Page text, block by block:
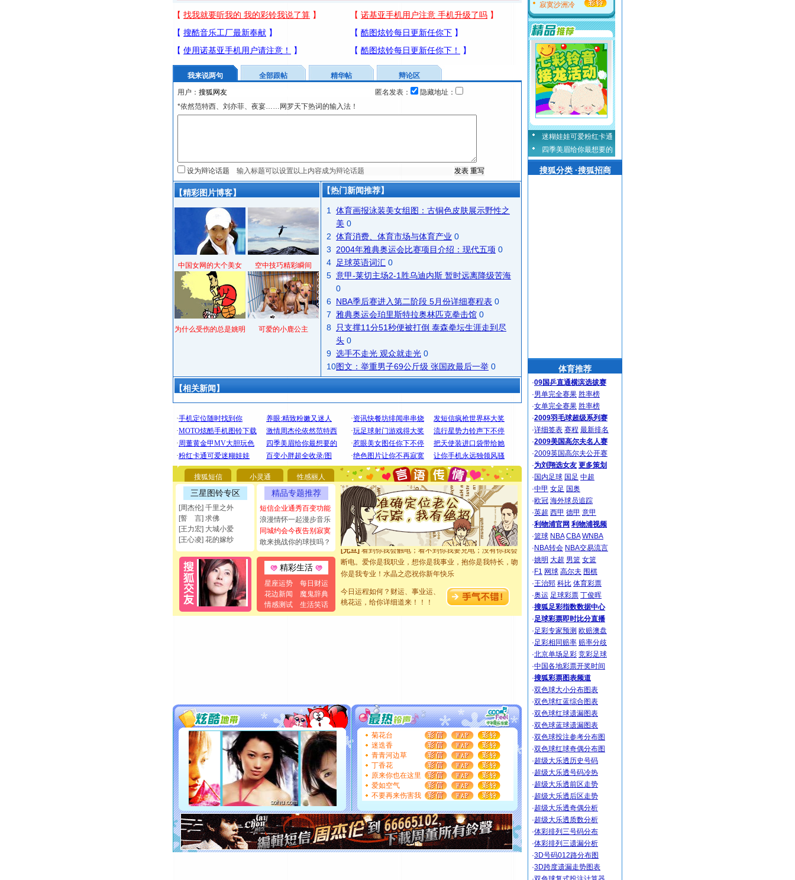
我来说两句 全部跟帖 精华帖
辩论区
用户：
匿名发表：
隐藏地址：
*依然范特西、刘亦菲、夜宴……网罗天下热词的输入法！
设为辩论话题
【精彩图片博客】
中国女网的大个美女 空中技巧精彩瞬间
为什么受伤的总是姚明 可爱的小鹿公主
【热门新闻推荐】
1
体育画报泳装美女组图：古铜色皮肤展示野性之
美 0
2 体育消费、体育市场与体育产业 0
3
2004年雅典奥运会比赛项目介绍：现代五项 0
4
足球英语词汇 0
5 意甲-莱切主场2-1胜乌迪内斯 暂时远离降级苦海
0
6 NBA季后赛进入第二阶段 5月份详细赛程表 0
7
雅典奥运会珀里斯特拉奥林匹克拳击馆 0
8
只支撑11分51秒便被打倒 泰森拳坛生涯走到尽
头 0
9 选手不走光 观众就走光 0
10图文：举重男子69公斤级 张国政最后一举 0
【相关新闻】
搜狐短信 小灵通 性感丽人
三星图铃专区
[周杰伦] 千里之外
[誓 言] 求佛
[王力宏] 大城小爱
[王心凌] 花的嫁纱
精品专题推荐
短信企业通秀百变功能
浪漫情怀一起漫步音乐
同城约会今夜告别寂寞
敢来挑战你的球技吗？
精彩生活
星座运势
每日财运
花边新闻
魔鬼辞典
情感测试
生活笑话
[圣诞节]圣诞节到了，想想没什么送给你的，又不打算给
你太多，只有给你五千万：千万快乐！千万要健康！千万
要平安！千万要知足！千万不要忘记我！
[圣诞节]不只这样的日子才会想起你,而是这样的日子才
能正大光明地骚扰你,告诉你,圣诞要快乐!新年要快乐!天天
都要快乐噢!
[圣诞节] 奉上一颗祝福的心,在这个特别的日子里,愿幸福,
如意,快乐,鲜花,一切美好的祝愿与你同在.圣诞快乐!
[元旦]看到你我会触电；看不到你我要充电；没有你我会
断电。爱你是我职业，想你是我事业，抱你是我特长，吻
你是我专业！水晶之恋祝你新年快乐
[元旦]如果上天让我许三个愿望，一是今生今世和你在一
起；二是再生再世和你在一起；三是三生三世和你不再分
离。水晶之恋祝你新年快乐
[元旦]当我狠下心扭头离去那一刻，你在我身后无助地哭
送你一棵薰衣草，愿你新年快乐！
[圣诞节]圣诞节到了，想想没什么送给你的，又不打算给
你太多，只有给你五千万：千万快乐！千万要健康！千万
要平安！千万要知足！千万不要忘记我！
[圣诞节]不只这样的日子才会想起你,而是这样的日子才
能正大光明地骚扰你,告诉你,圣诞要快乐!新年要快乐!天天
都要快乐噢!
[圣诞节]
奉上一颗祝福的心,在这个特别的日子里,愿幸福,
如意,快乐,鲜花,一切美好的祝愿与你同在.圣诞快乐!
[元旦]看到你我会触电；看不到你我要充电；没有你我会
断电。爱你是我职业，想你是我事业，抱你是我特长，吻
你是我专业！水晶之恋祝你新年快乐
[元旦]如果上天让我许三个愿望，一是今生今世和你在一
今日运程如何？财运、事业运、
桃花运，给你详细道来！！！
菊花台
迷迭香
青青河边草
丁香花
原来你也在这里
爱如空气
不要再来伤害我
寂寞沙洲冷
迷糊娃娃可爱粉红卡通
四季美眉给你最想要的
搜狐分类 ·搜狐招商
体育推荐
·09国乒直通横滨选拔赛
·男单完全赛果 胜率榜
·女单完全赛果 胜率榜
·2009羽毛球超级系列赛
·详细签表 赛程 最新排名
·2009美国高尔夫名人赛
·2009英国高尔夫公开赛
·为刘翔选女友 更多策划
· 国内足球 国足 中超
·中甲 女足 国奥
·欧冠 海外球员追踪
·英超 西甲 德甲 意甲
·利物浦官网 利物浦视频
·篮球 NBA CBA WNBA
· NBA转会 NBA交易流言
·姚明 大超 男篮 女篮
· F1 网球 高尔夫 围棋
·王治郅 科比 体育彩票
·奥运 足球彩票 丁俊晖
·搜狐足彩指数数据中心
·足球彩票即时比分直播
·足彩专家预测 欧赔澳盘
·足彩相同赔率 赔率分歧
·北京单场足彩 竞彩足球
·中国各地彩票开奖时间
·搜狐彩票图表频道
·双色球大小分布图表
·双色球红蓝综合图表
·双色球红球遗漏图表
·双色球蓝球遗漏图表
·双色球投注参考分布图
·双色球红球奇偶分布图
·超级大乐透历史号码
·超级大乐透号码冷热
·超级大乐透前区走势
·超级大乐透后区走势
·超级大乐透奇偶分析
·超级大乐透质数分析
·体彩排列三号码分布
·体彩排列三遗漏分析
·3D号码012路分布图
·3D跨度遗漏走势图表